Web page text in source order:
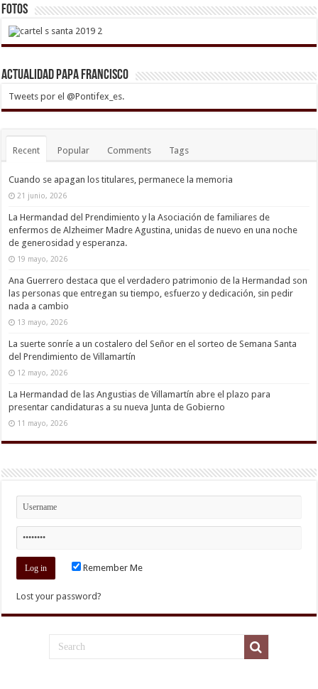
Fotos
Actualidad Papa Francisco
Tweets por el @Pontifex_es.
Recent Popular Comments Tags
Cuando se apagan los titulares, permanece la memoria
21 junio, 2026
La Hermandad del Prendimiento y la Asociación de familiares de
enfermos de Alzheimer Madre Agustina, unidas de nuevo en una noche
de generosidad y esperanza.
19 mayo, 2026
Ana Guerrero destaca que el verdadero patrimonio de la Hermandad son
las personas que entregan su tiempo, esfuerzo y dedicación, sin pedir
nada a cambio
13 mayo, 2026
La suerte sonríe a un costalero del Señor en el sorteo de Semana Santa
del Prendimiento de Villamartín
12 mayo, 2026
La Hermandad de las Angustias de Villamartín abre el plazo para
presentar candidaturas a su nueva Junta de Gobierno
11 mayo, 2026
Remember Me
Lost your password?